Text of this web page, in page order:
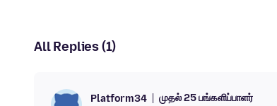
All Replies (1)
Platform34 முதல் 25 பங்களிப்பாளர்